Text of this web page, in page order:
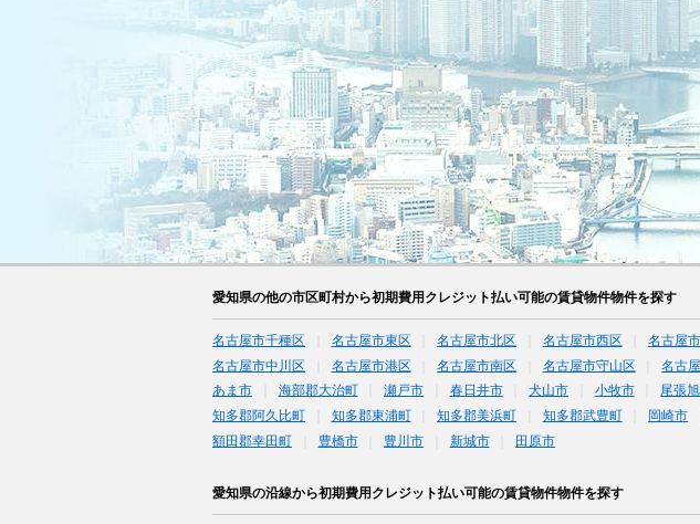
愛知県の他の市区町村から初期費用クレジット払い可能の賃貸物件物件を探す
名古屋市千種区 名古屋市東区 名古屋市北区 名古屋市西区 名古屋
名古屋市中川区
名古屋市港区 名古屋市南区 名古屋市守山区 名古
あま市
海部郡大治町 瀬戸市 春日井市 犬山市 小牧市 尾張
知多郡阿久比町
知多郡東浦町 知多郡美浜町 知多郡武豊町 岡崎市
額田郡幸田町
豊橋市 豊川市 新城市 田原市
愛知県の沿線から初期費用クレジット払い可能の賃貸物件物件を探す